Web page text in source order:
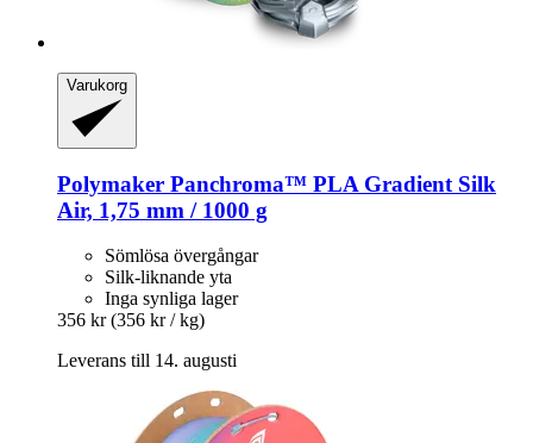
Varukorg
Polymaker Panchroma™ PLA Gradient Silk
Air, 1,75 mm / 1000 g
Sömlösa övergångar
Silk-liknande yta
Inga synliga lager
356 kr (356 kr / kg)
Leverans till 14. augusti